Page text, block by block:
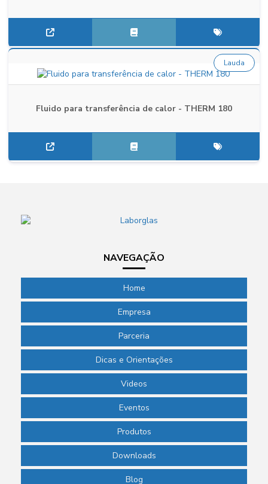
Fluido para transferência de calor - THERM 180
Lauda
NAVEGAÇÃO
Home
Empresa
Parceria
Dicas e Orientações
Videos
Eventos
Produtos
Downloads
Blog